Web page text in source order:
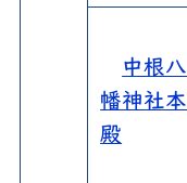
中根八
幡神社本
殿